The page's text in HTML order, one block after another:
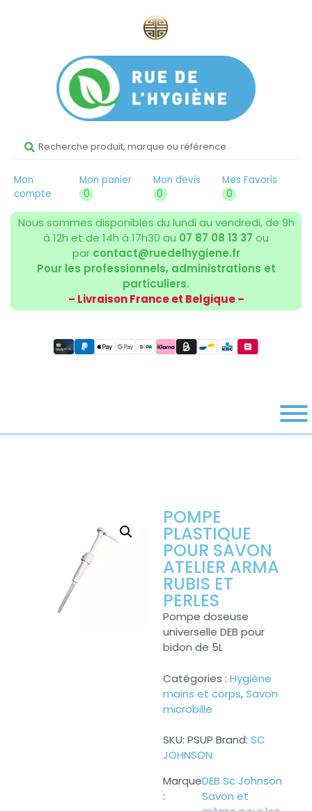
Mon
compte
Mon panier
0
Mon devis
0
Mes Favoris
0
Nous sommes disponibles du lundi au vendredi, de 9h
à 12h et de 14h à 17h30 au 07 87 08 13 37 ou
par contact@ruedelhygiene.fr
Pour les professionnels, administrations et
particuliers.
– Livraison France et Belgique –
POMPE
PLASTIQUE
POUR SAVON
ATELIER ARMA
RUBIS ET
PERLES
Pompe doseuse
universelle DEB pour
bidon de 5L
Catégories : Hygiène
mains et corps,Savon
microbille
SKU: PSUP Brand: SC
JOHNSON
DEB Sc Johnson
Savon et